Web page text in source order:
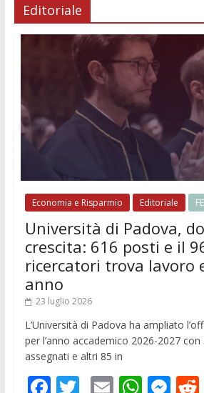
Editoriale
Economia e Risparmio Editoriale
Università di Padova,
crescita: 616 posti e il
ricercatori trova lavoro
anno
23 luglio 2026
L’Università di Padova ha ampliato
per l’anno accademico 2026-2027
assegnati e altri 85 in
F T E W M